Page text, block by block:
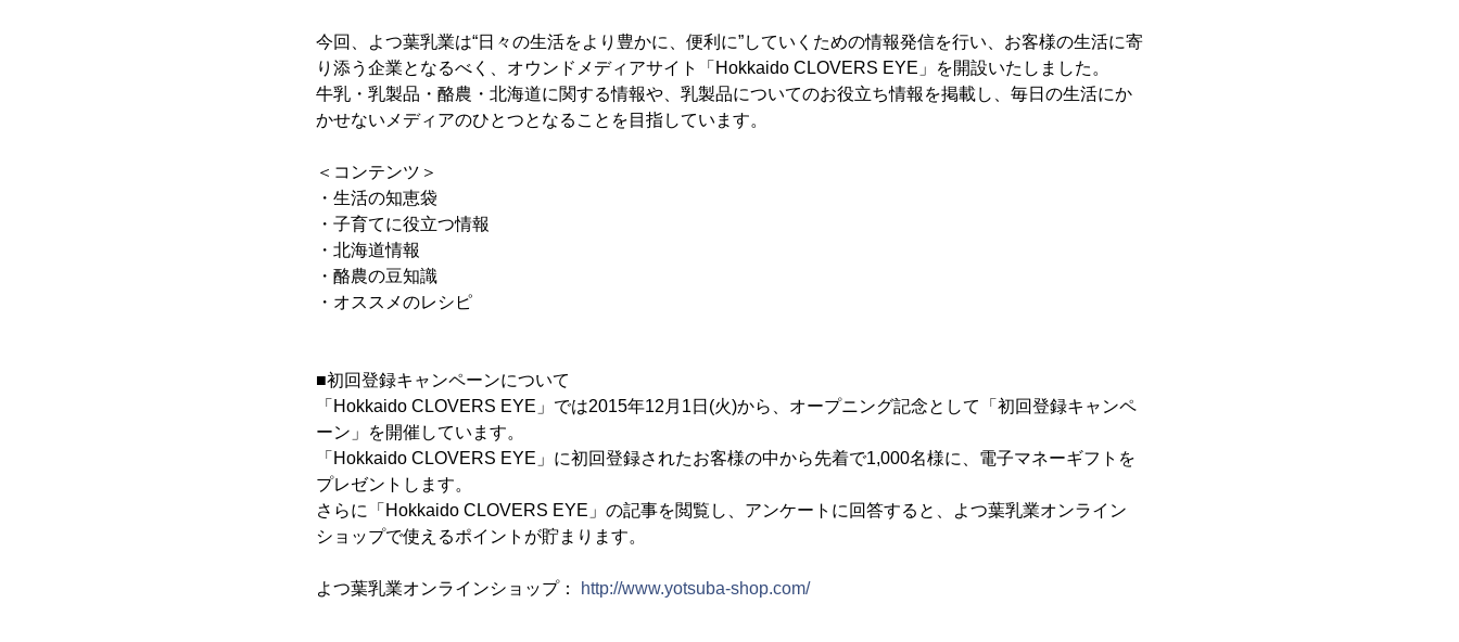
今回、よつ葉乳業は“日々の生活をより豊かに、便利に”していくための情報発信を行い、お客様の生活に寄
り添う企業となるべく、オウンドメディアサイト「Hokkaido CLOVERS EYE」を開設いたしました。
牛乳・乳製品・酪農・北海道に関する情報や、乳製品についてのお役立ち情報を掲載し、毎日の生活にか
かせないメディアのひとつとなることを目指しています。
＜コンテンツ＞
・生活の知恵袋
・子育てに役立つ情報
・北海道情報
・酪農の豆知識
・オススメのレシピ
■初回登録キャンペーンについて
「Hokkaido CLOVERS EYE」では2015年12月1日(火)から、オープニング記念として「初回登録キャンペ
ーン」を開催しています。
「Hokkaido CLOVERS EYE」に初回登録されたお客様の中から先着で1,000名様に、電子マネーギフトを
プレゼントします。
さらに「Hokkaido CLOVERS EYE」の記事を閲覧し、アンケートに回答すると、よつ葉乳業オンライン
ショップで使えるポイントが貯まります。
よつ葉乳業オンラインショップ： http://www.yotsuba-shop.com/